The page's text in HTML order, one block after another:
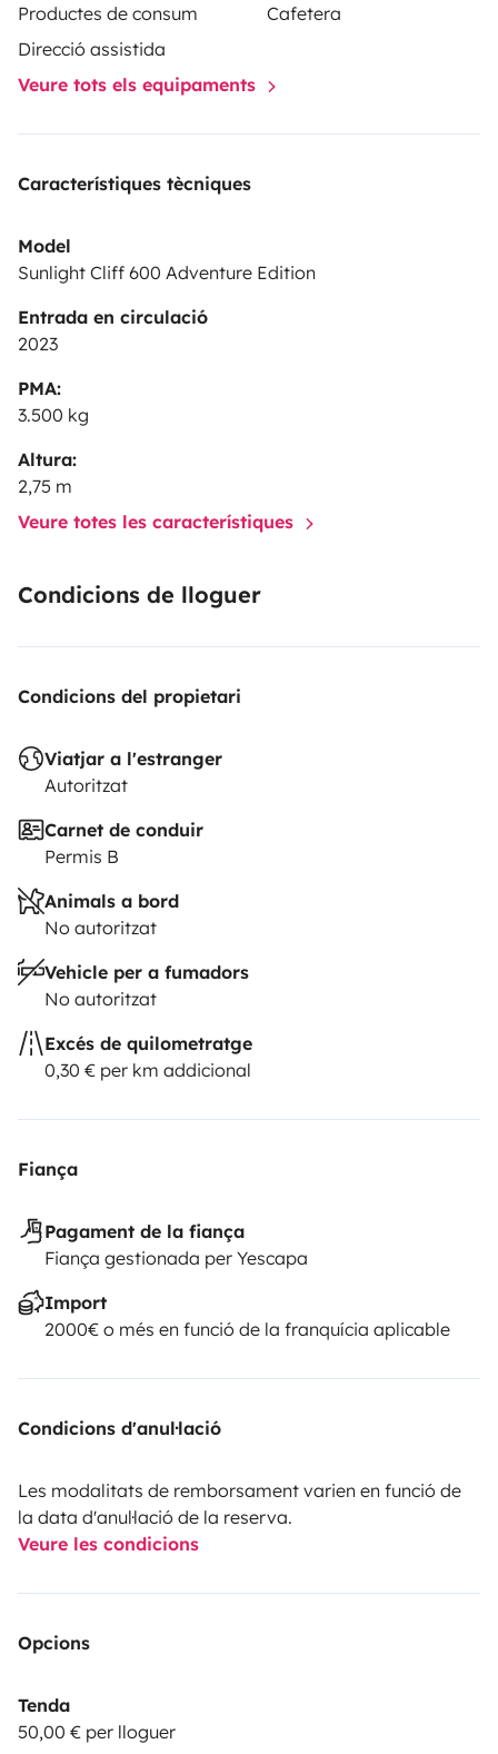
d'appoint niveau coin repas.
Productes de consum
Cafetera
Direcció assistida
Veure tots els equipaments
Característiques tècniques
Model
Sunlight Cliff 600 Adventure Edition
Entrada en circulació
2023
PMA:
3.500 kg
Altura:
2,75 m
Veure totes les característiques
Condicions de lloguer
Condicions del propietari
Viatjar a l'estranger
Autoritzat
Carnet de conduir
Permis B
Animals a bord
No autoritzat
Vehicle per a fumadors
No autoritzat
Excés de quilometratge
0,30 € per km addicional
Fiança
Pagament de la fiança
Fiança gestionada per Yescapa
Import
2000€ o més en funció de la franquícia aplicable
Condicions d'anul·lació
Les modalitats de remborsament varien en funció de
la data d'anul·lació de la reserva.
Veure les condicions
Opcions
Tenda
50,00 € per lloguer